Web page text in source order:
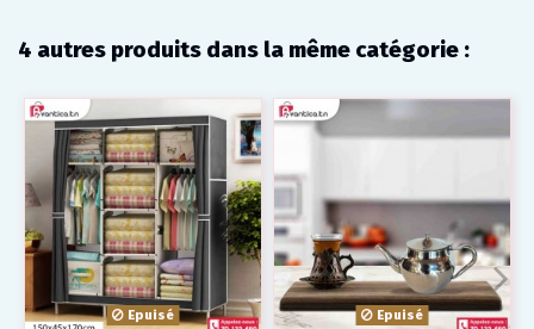
4 autres produits dans la même catégorie :
Epuisé Epuisé